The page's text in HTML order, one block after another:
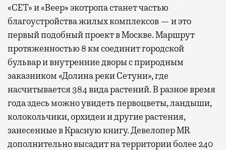
«СЕТ» и «Веер» экотропа станет частью
благоустройства жилых комплексов — и это
первый подобный проект в Москве. Маршрут
протяженностью 8 км соединит городской
бульвар и внутренние дворы с природным
заказником «Долина реки Сетуни», где
насчитывается 384 вида растений. В разное время
года здесь можно увидеть первоцветы, ландыши,
колокольчики, орхидеи и другие растения,
занесенные в Красную книгу. Девелопер MR
дополнительно высадит на территории более 240